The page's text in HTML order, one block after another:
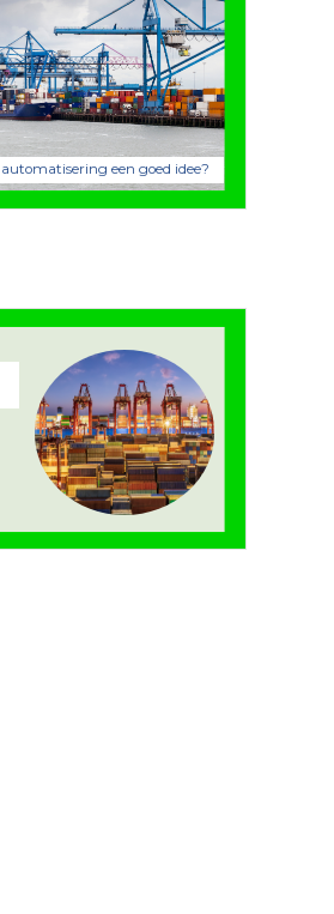
automatisering een goed idee?